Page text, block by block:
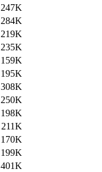
247K
284K
219K
235K
159K
195K
308K
250K
198K
211K
170K
199K
401K